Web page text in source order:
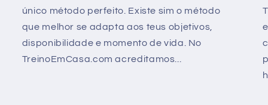
único método perfeito. Existe sim o método
que melhor se adapta aos teus objetivos,
disponibilidade e momento de vida. No
TreinoEmCasa.com acreditamos...